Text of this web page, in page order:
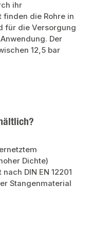
ihr
die Rohre in
für die Versorgung
Der
12,5 bar
Dichte)
DIN EN 12201
Stangenmaterial